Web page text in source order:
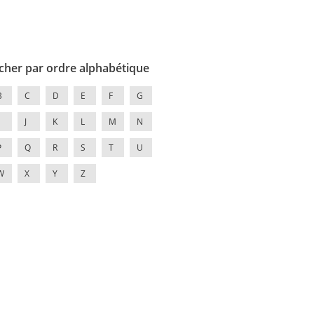
par ordre alphabétique
C D E F G
J K L M N
Q R S T U
X Y Z